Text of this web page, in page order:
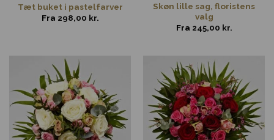
Tæt buket i pastelfarver
Fra 298,00 kr.
Skøn lille sag, floristens
valg
Fra 245,00 kr.